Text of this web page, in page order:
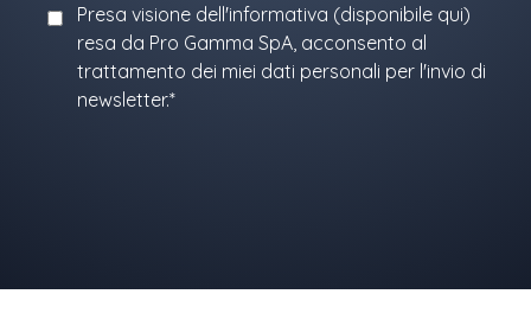
Presa visione dell'informativa (disponibile qui)
resa da Pro Gamma SpA, acconsento al
trattamento dei miei dati personali per l'invio di
newsletter.*